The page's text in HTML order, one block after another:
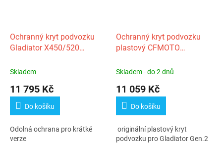
Ochranný kryt podvozku
Gladiator X450/520
Skladem
11 795 Kč
Do košíku
Odolná ochrana pro krátké
verze
Ochranný kryt podvozku
plastový CFMOTO
G2
Skladem - do 2 dnů
11 059 Kč
Do košíku
originální plastový kryt
podvozku pro Gladiator Gen.2